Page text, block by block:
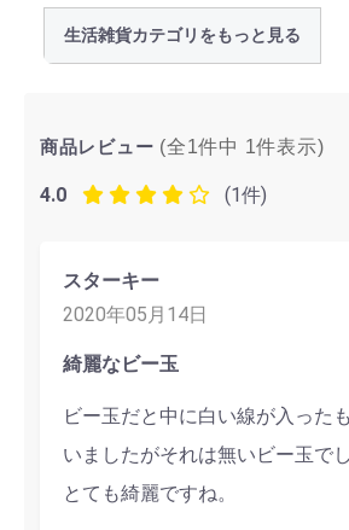
生活雑貨カテゴリをもっと見る
商品レビュー (全1件中 1件表示)
4.0 (1件)
スターキー
2020年05月14日
綺麗なビー玉
ビー玉だと中に白い線が入った
いましたがそれは無いビー玉でし
とても綺麗ですね。